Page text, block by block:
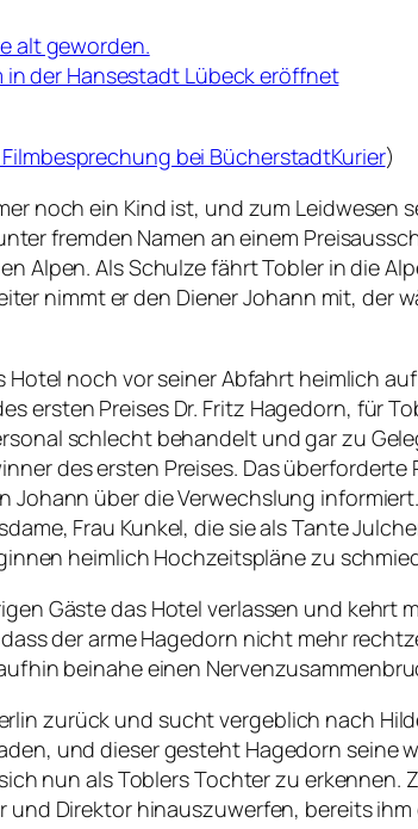
alt geworden.
der Hansestadt Lübeck eröffnet
bei BücherstadtKurier)
noch ein Kind ist, und zum
fremden Namen an einem
Alpen. Als Schulze fährt Tobler in die
nimmt er den Diener Johann mit, der
noch vor seiner Abfahrt heimlich
ersten Preises Dr. Fritz Hagedorn, für
schlecht behandelt und gar zu
des ersten Preises. Das
über die Verwechslung
Frau Kunkel, die sie als Tante
heimlich Hochzeitspläne zu
Gäste das Hotel verlassen und kehrt
der arme Hagedorn nicht mehr
beinahe einen
zurück und sucht vergeblich nach
und dieser gesteht Hagedorn
nun als Toblers Tochter zu
Direktor hinauszuwerfen, bereits